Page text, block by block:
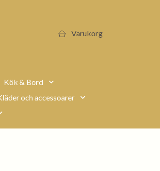
Varukorg
Kök & Bord
och accessoarer